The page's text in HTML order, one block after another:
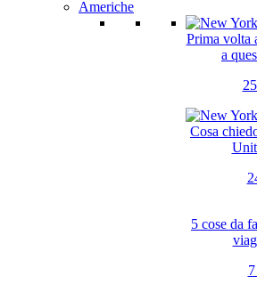
Americhe
Prima volta
a
Cosa
5 cose da